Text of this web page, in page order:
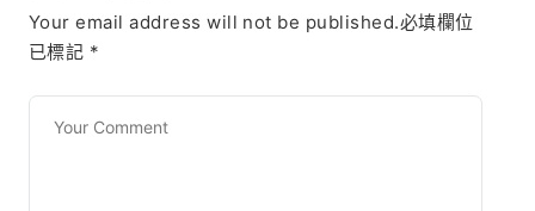
Your email address will not be published.必填欄位
已標記 *